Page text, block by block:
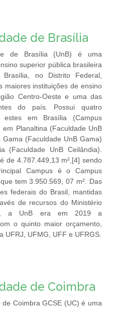
de Brasília
de Brasília (UnB) é uma
superior pública brasileira
Brasília, no Distrito Federal,
maiores instituições de ensino
Centro-Oeste e uma das
do país. Possui quatro
estes em Brasília (Campus
em Planaltina (Faculdade UnB
Gama (Faculdade UnB Gama)
(Faculdade UnB Ceilândia).
de 4.787.449,13 m²,[4] sendo
Campus é o Campus
tem 3.950.569, 07 m². Das
federais do Brasil, mantidas
de recursos do Ministério
a UnB era em 2019 a
o quinto maior orçamento,
UFRJ, UFMG, UFF e UFRGS.
de Coimbra
de Coimbra GCSE (UC) é uma